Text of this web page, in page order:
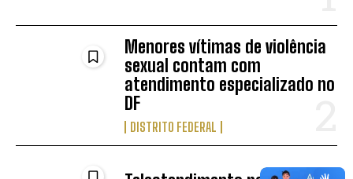
Menores vítimas de violência
sexual contam com
atendimento especializado no
DF
DISTRITO FEDERAL